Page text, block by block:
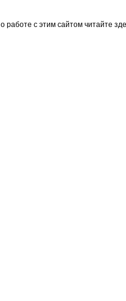
о работе с этим сайтом читайте